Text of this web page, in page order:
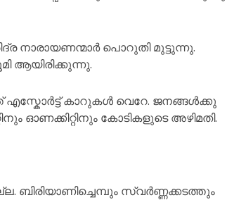
നാരായണന്മാർ പൊറുതി മുട്ടുന്നു.
ആയിരിക്കുന്നു.
കാറുകൾ വെറേ. ജനങ്ങൾക്കു
ഓണക്കിറ്റിനും കോടികളുടെ അഴിമതി.
സ്വർണ്ണക്കടത്തും